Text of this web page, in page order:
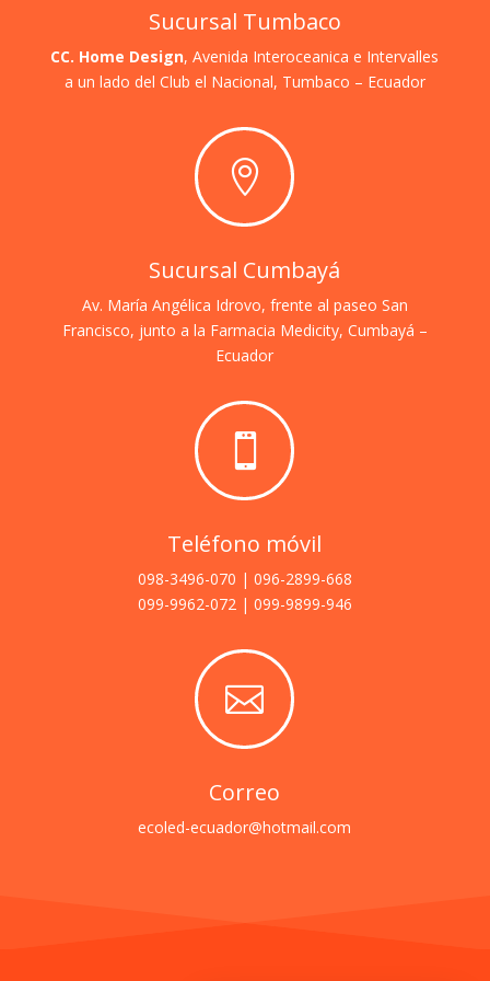
Sucursal Tumbaco
CC. Home Design, Avenida Interoceanica e Intervalles
a un lado del Club el Nacional, Tumbaco – Ecuador

Sucursal Cumbayá
Av. María Angélica Idrovo, frente al paseo San
Francisco, junto a la Farmacia Medicity, Cumbayá –
Ecuador

Teléfono móvil
098-3496-070 | 096-2899-668
099-9962-072 | 099-9899-946

Correo
ecoled-ecuador@hotmail.com